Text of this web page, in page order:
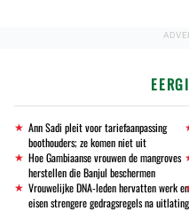
Ann Sadi pleit voor tariefaanpassing
boothouders; ze komen niet uit
Hoe Gambiaanse vrouwen de mangroves
herstellen die Banjul beschermen
Vrouwelijke DNA-leden hervatten werk en
eisen strengere gedragsregels na uitlating